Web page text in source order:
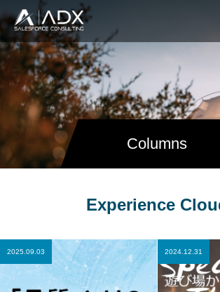
Columns
Experience
2025.09.03 2024.12.31